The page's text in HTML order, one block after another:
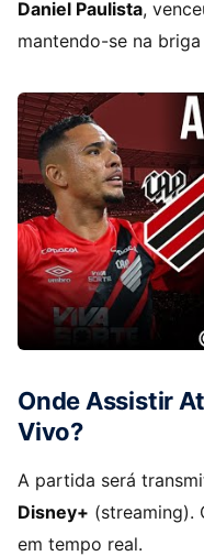
Daniel Paulista,
mantendo-se na
Onde Assistir
Vivo?
A partida será
Disney+ (streaming).
em tempo real.